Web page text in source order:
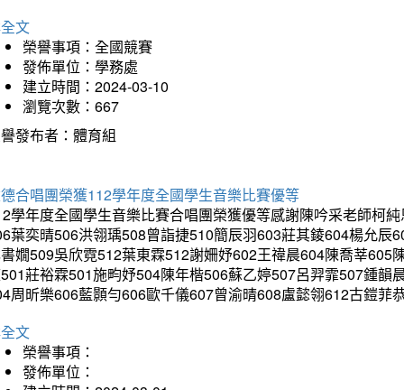
文
榮譽事項：全國競賽
發佈單位：學務處
建立時間：2024-03-10
瀏覽次數：667
發布者：體育組
合唱團榮獲112學年度全國學生音樂比賽優等
學年度全國學生音樂比賽合唱團榮獲優等感謝陳吟采老師柯
葉奕晴506洪翎瑀508曾詣捷510簡辰羽603莊其錂604楊允
嫺509吳欣霓512葉東霖512謝姍妤602王禕晨604陳喬莘
莊裕霖501施畇妤504陳年楷506蘇乙婷507呂羿霏507鍾
周昕樂606藍顥勻606歐千儀607曾渝晴608盧懿翎612古鎧菲
文
榮譽事項：
發佈單位：